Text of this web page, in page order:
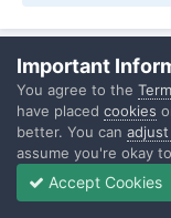
Go to topic listing
Upcoming
BookWalks
Important
You agree to the
have placed cookies
better. You can
assume you're okay
Accept Cookies